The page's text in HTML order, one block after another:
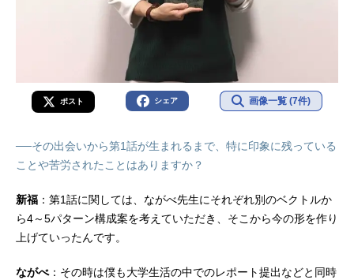
ポスト シェア 画像一覧 (7件)
──その出会いから第1話が生まれるまで、特に印象に残っている
ことや苦労されたことはありますか？
新福 ：第1話に関しては、ながべ先生にそれぞれ別のベクトルか
ら4～5パターン構成案を考えていただき、そこから今の形を作り
上げていったんです。
ながべ：その時は僕も大学生活の中でのレポート提出などと同時